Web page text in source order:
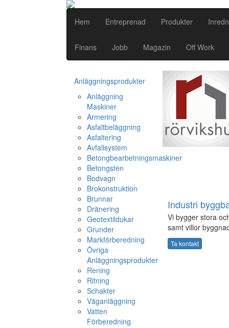
Hem Entreprenad Produkter
Finans Jobb Magazin Off Work
Anläggningsprodukter
Anläggning
Maskiner
Armering
Asfaltbeläggning
Asfaltering
Avfallsystem
Betongbearbetningsmaskiner
Betongsten
Bodvagn
Brokonstruktion
Brunnar
Dränering
Geotextildukar
Grunder
Markförberedning
Övriga
Anläggningsprodukter
Rening
Ritning
Schakter
Väganläggning
Vatten
Förberedning
Industri
Vi bygger stora
samt villor
Ta kontakt